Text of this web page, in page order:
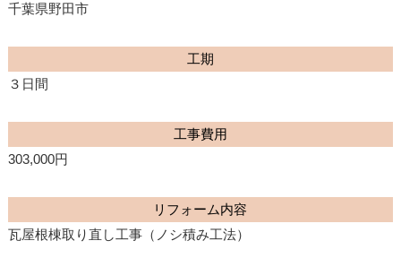
千葉県野田市
工期
３日間
工事費用
303,000円
リフォーム内容
瓦屋根棟取り直し工事（ノシ積み工法）